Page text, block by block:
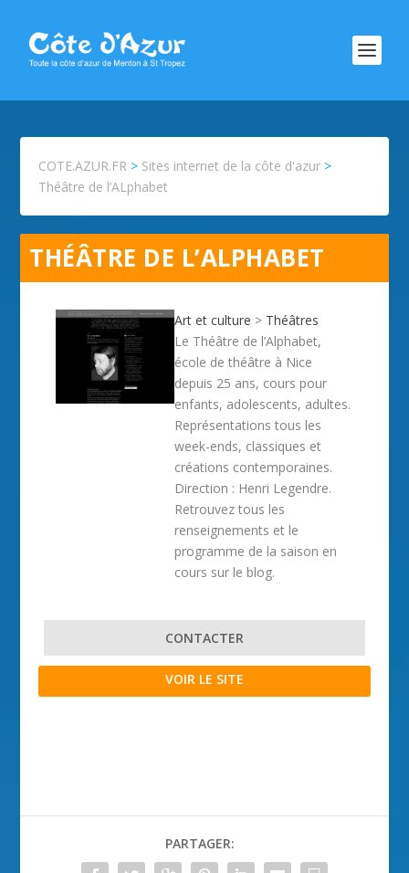
COTE.AZUR.FR > Sites internet de la côte d'azur >
Théâtre de l’ALphabet
THÉÂTRE DE L’ALPHABET
Art et culture > Théâtres
Le Théâtre de l’Alphabet,
école de théâtre à Nice
depuis 25 ans, cours pour
enfants, adolescents, adultes.
Représentations tous les
week-ends, classiques et
créations contemporaines.
Direction : Henri Legendre.
Retrouvez tous les
renseignements et le
programme de la saison en
cours sur le blog.
CONTACTER
VOIR LE SITE
PARTAGER: